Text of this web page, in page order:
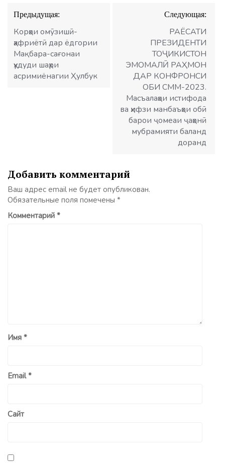
Навигация
по
записям
Предыдущая:
Корҳои омӯзишӣ-
ҳафриётӣ дар ёдгории
Мақбара-сағонаи
ҳудуди шаҳри
асримиёнагии Ҳулбук
Следующая:
РАЁСАТИ
ПРЕЗИДЕНТИ
ТОҶИКИСТОН
ЭМОМАЛӢ РАҲМОН
ДАР КОНФРОНСИ
ОБИ СММ-2023.
Масъалаҳои истифода
ва ҳифзи манбаъҳои обӣ
барои ҷомеаи ҷаҳонӣ
мубрамияти баланд
доранд
Добавить комментарий
Ваш адрес email не будет опубликован.
Обязательные поля помечены *
Комментарий *
Имя *
Email*
Сайт